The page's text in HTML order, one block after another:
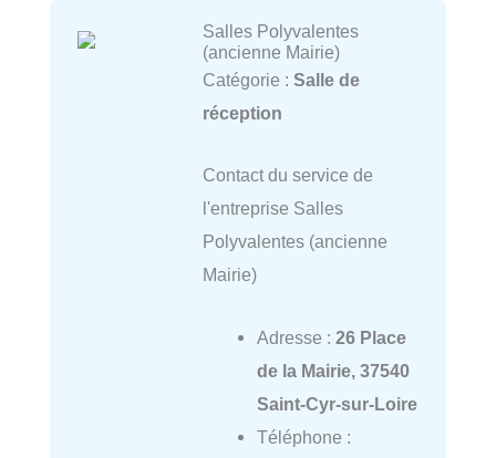
Salles Polyvalentes
(ancienne Mairie)
Catégorie : Salle de
réception
Contact du service de
l'entreprise Salles
Polyvalentes (ancienne
Mairie)
Adresse : 26 Place
de la Mairie, 37540
Saint-Cyr-sur-Loire
Téléphone :